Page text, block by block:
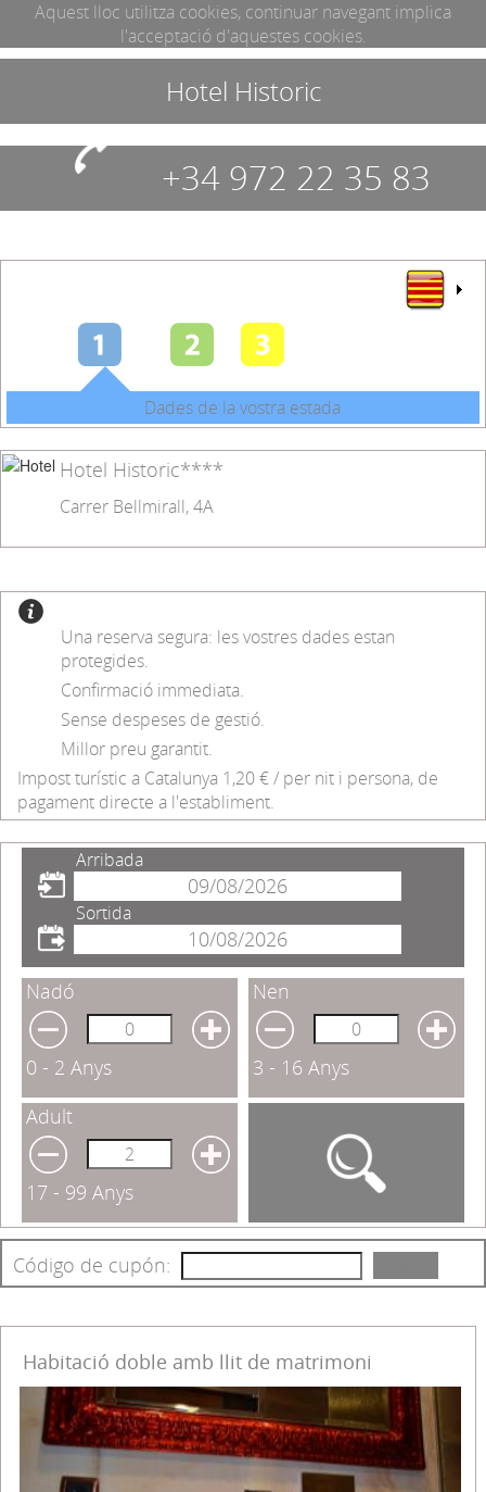
Aquest lloc utilitza cookies, continuar navegant implica
l'acceptació d'aquestes cookies.
Hotel Historic
+34 972 22 35 83
Dades de la vostra estada
Hotel Historic****
Carrer Bellmirall, 4A
Una reserva segura: les vostres dades estan
protegides.
Confirmació immediata.
Sense despeses de gestió.
Millor preu garantit.
Impost turístic a Catalunya 1,20 € / per nit i persona, de
pagament directe a l'establiment.
Arribada
Sortida
Nadó
0 - 2 Anys
Nen
3 - 16 Anys
Adult
17 - 99 Anys
Código de cupón:
Habitació doble amb llit de matrimoni